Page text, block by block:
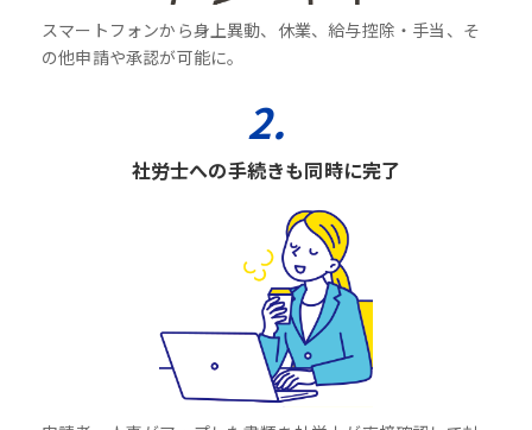
スマートフォンから身上異動、休業、給与控除・手当、そ
の他申請や承認が可能に。
2.
社労士への手続きも同時に完了